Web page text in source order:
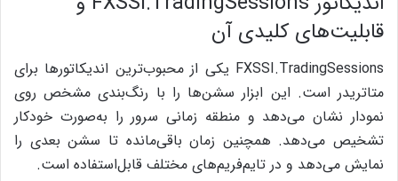
قابلیت‌های کلیدی آن
FXSSI.TradingSessions یکی از محبوب‌ترین اندیکاتورها برای
متاتریدر است. این ابزار سشن‌ها را با رنگ‌بندی مشخص روی
نمودار نشان می‌دهد و منطقه زمانی سرور را به‌صورت خودکار
تشخیص می‌دهد. همچنین زمان باقی‌مانده تا سشن بعدی را
نمایش می‌دهد و در تایم‌فریم‌های مختلف قابل‌استفاده است.